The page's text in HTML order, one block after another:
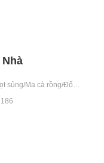
LGBT+/Đam mỹ/Ngọt sủng/Ma cà rồng/Đối đầu/Người sói/Dị tộc/Chiếm hữu cao/Trung thành/Ngạo mạn